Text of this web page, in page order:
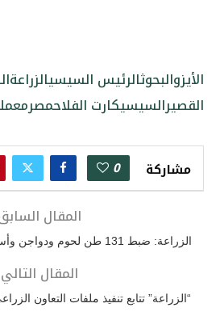
الأيزوالبحوثالرئيس السيسيالزراعة
القصيرالسيسيكارت الفلاحمصرمعمل
مشاركة 0
المقال
الزراعة: ضبط 131 طن لحوم ودواجن وأسماك فاسدة خلال مارس
المقال التالي
“الزراعة” تتابع تنفيذ ملفات التعاون